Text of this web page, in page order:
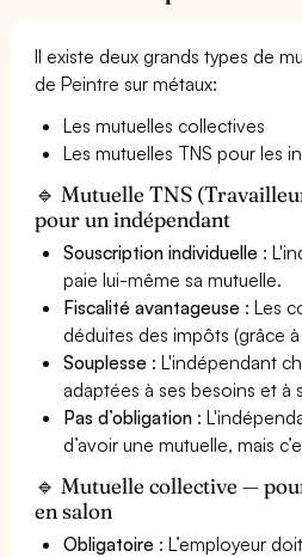
Il existe deux grands types de
de Peintre sur métaux:
Les mutuelles collectives
Les mutuelles TNS pour les
🔹 Mutuelle TNS
pour un indépendant
Souscription individuelle :
paie lui-même sa mutuelle.
Fiscalité avantageuse : Les
déduites des impôts (grâce
Souplesse : L'indépendant
adaptées à ses besoins et à
Pas d’obligation :
d’avoir une mutuelle, mais
🔹 Mutuelle collective —
en salon
Obligatoire : L’employeur